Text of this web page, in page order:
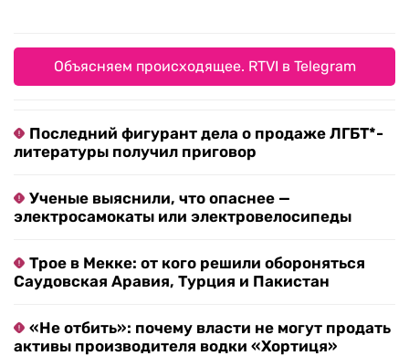
Объясняем происходящее. RTVI в Telegram
Последний фигурант дела о продаже ЛГБТ*-
литературы получил приговор
Ученые выяснили, что опаснее —
электросамокаты или электровелосипеды
Трое в Мекке: от кого решили обороняться
Саудовская Аравия, Турция и Пакистан
«Не отбить»: почему власти не могут продать
активы производителя водки «Хортиця»